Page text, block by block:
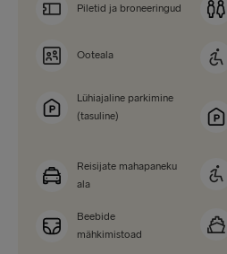
Piletid ja broneeringud
Ooteala
Lühiajaline parkimine
(tasuline)
Reisijate mahapaneku
ala
Beebide
mähkimistoad